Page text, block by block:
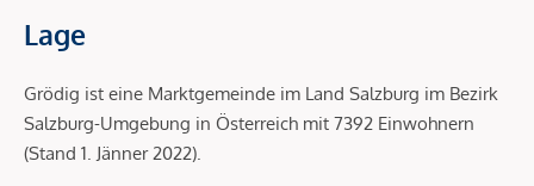
Lage
Grödig ist eine Marktgemeinde im Land Salzburg im Bezirk
Salzburg-Umgebung in Österreich mit 7392 Einwohnern
(Stand 1. Jänner 2022).